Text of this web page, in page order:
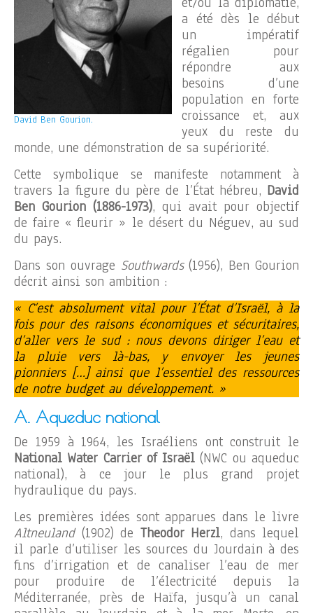
David Ben Gourion.
a été dès le début
un impératif
régalien pour
répondre aux
besoins d’une
population en forte
croissance et, aux
yeux du reste du
monde, une démonstration de sa supériorité.
Cette symbolique se manifeste notamment à
travers la figure du père de l’État hébreu, David
Ben Gourion (1886-1973), qui avait pour objectif
de faire « fleurir » le désert du Néguev, au sud
du pays.
Dans son ouvrage Southwards(1956), Ben Gourion
décrit ainsi son ambition :
« C’est absolument vital pour l’État d’Israël, à la
fois pour des raisons économiques et sécuritaires,
d’aller vers le sud : nous devons diriger l’eau et
la pluie vers là-bas, y envoyer les jeunes
pionniers […] ainsi que l’essentiel des ressources
de notre budget au développement. »
A. Aqueduc national
De 1959 à 1964, les Israéliens ont construit le
National Water Carrier of Israël (NWC ou aqueduc
national), à ce jour le plus grand projet
hydraulique du pays.
Les premières idées sont apparues dans le livre
Altneuland(1902) de Theodor Herzl, dans lequel
il parle d’utiliser les sources du Jourdain à des
fins d’irrigation et de canaliser l’eau de mer
pour produire de l’électricité depuis la
Méditerranée, près de Haïfa, jusqu’à un canal